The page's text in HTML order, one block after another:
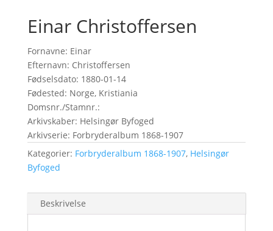
Einar Christoffersen
Fornavne: Einar
Efternavn: Christoffersen
Fødselsdato: 1880-01-14
Fødested: Norge, Kristiania
Domsnr./Stamnr.:
Arkivskaber: Helsingør Byfoged
Arkivserie: Forbryderalbum 1868-1907
Kategorier: Forbryderalbum 1868-1907, Helsingør
Byfoged
Beskrivelse